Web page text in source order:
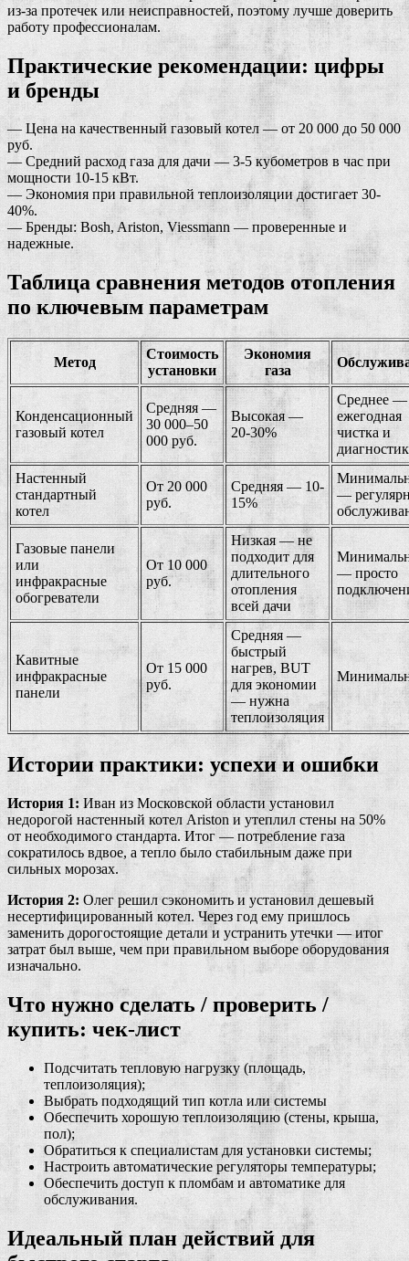
из-за протечек или неисправностей, поэтому лучше доверить
работу профессионалам.
Практические рекомендации: цифры
и бренды
— Цена на качественный газовый котел — от 20 000 до 50 000
руб.
— Средний расход газа для дачи — 3-5 кубометров в час при
мощности 10-15 кВт.
— Экономия при правильной теплоизоляции достигает 30-
40%.
— Бренды: Bosh, Ariston, Viessmann — проверенные и
надежные.
Таблица сравнения методов отопления
по ключевым параметрам
Метод
Стоимость
установки
Экономия
газа
Конденсационный
газовый котел
Средняя —
30 000–50
000 руб.
Высокая —
20-30%
Среднее —
ежегодная
чистка и
Настенный
стандартный
котел
От 20 000
руб.
Средняя — 10-
15%
—
Газовые панели
или
инфракрасные
обогреватели
От 10 000
руб.
Низкая — не
подходит для
длительного
отопления
всей дачи
— просто
Кавитные
инфракрасные
панели
От 15 000
руб.
Средняя —
быстрый
нагрев, BUT
для экономии
— нужна
теплоизоляция
Истории практики: успехи и ошибки
История 1: Иван из Московской области установил
недорогой настенный котел Ariston и утеплил стены на 50%
от необходимого стандарта. Итог — потребление газа
сократилось вдвое, а тепло было стабильным даже при
сильных морозах.
История 2: Олег решил сэкономить и установил дешевый
несертифицированный котел. Через год ему пришлось
заменить дорогостоящие детали и устранить утечки — итог
затрат был выше, чем при правильном выборе оборудования
изначально.
Что нужно сделать / проверить /
купить: чек-лист
Подсчитать тепловую нагрузку (площадь,
теплоизоляция);
Выбрать подходящий тип котла или системы
Обеспечить хорошую теплоизоляцию (стены, крыша,
пол);
Обратиться к специалистам для установки системы;
Настроить автоматические регуляторы температуры;
Обеспечить доступ к пломбам и автоматике для
обслуживания.
Идеальный план действий для